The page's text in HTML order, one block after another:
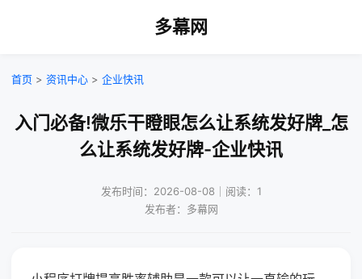
多幕网
首页 > 资讯中心 > 企业快讯
入门必备!微乐干瞪眼怎么让系统发好牌_怎
么让系统发好牌-企业快讯
发布时间：2026-08-08｜阅读：1
发布者：多幕网